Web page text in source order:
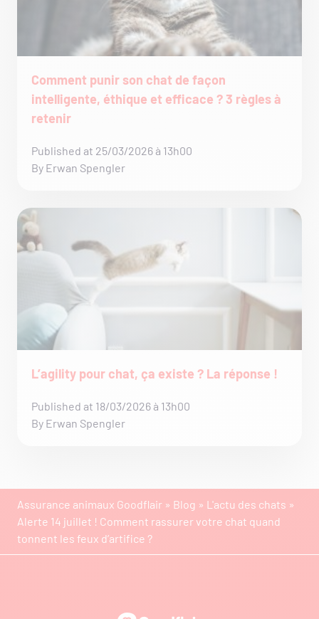
Comment punir son chat de façon
intelligente, éthique et efficace ? 3 règles à
retenir
Published at 25/03/2026 à 13h00
By Erwan Spengler
L’agility pour chat, ça existe ? La réponse !
Published at 18/03/2026 à 13h00
By Erwan Spengler
Assurance animaux Goodflair » Blog » L'actu des chats »
Alerte 14 juillet ! Comment rassurer votre chat quand
tonnent les feux d’artifice ?